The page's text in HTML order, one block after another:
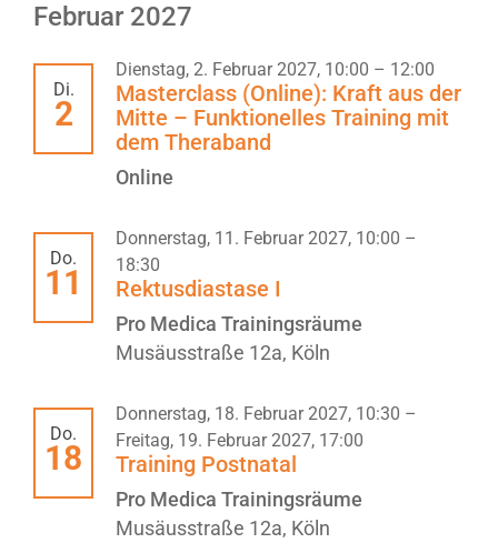
Februar 2027
Di.
2
Masterclass (Online): Kraft aus der
Mitte – Funktionelles Training mit
dem Theraband
Dienstag, 2. Februar 2027, 10:00 – 12:00
Online
Do.
11 Rektusdiastase I
Donnerstag, 11. Februar 2027, 10:00 –
18:30
Pro Medica Trainingsräume
Musäusstraße 12a, Köln
Do.
18 Training Postnatal
Donnerstag, 18. Februar 2027, 10:30 –
Freitag, 19. Februar 2027, 17:00
Pro Medica Trainingsräume
Musäusstraße 12a, Köln